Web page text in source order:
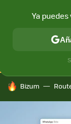
CONECTIVIDAD
HOY SE HABLA
Bizum
Ya